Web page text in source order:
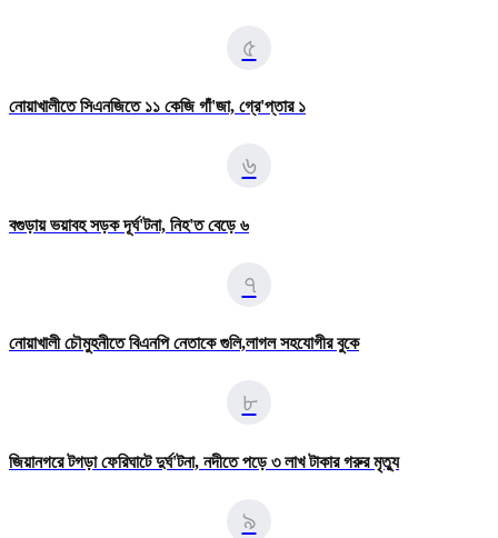
৫
নোয়াখালীতে সিএনজিতে ১১ কেজি গাঁ'জা, গ্রে'প্তার ১
৬
বগুড়ায় ভয়াবহ সড়ক দূর্ঘ'টনা, নিহ'ত বেড়ে ৬
৭
নোয়াখালী চৌমুহনীতে বিএনপি নেতাকে গুলি,লাগল সহযোগীর বুকে
৮
জিয়ানগরে টগড়া ফেরিঘাটে দুর্ঘ'টনা, নদীতে পড়ে ৩ লাখ টাকার গরুর মৃত্যু
৯